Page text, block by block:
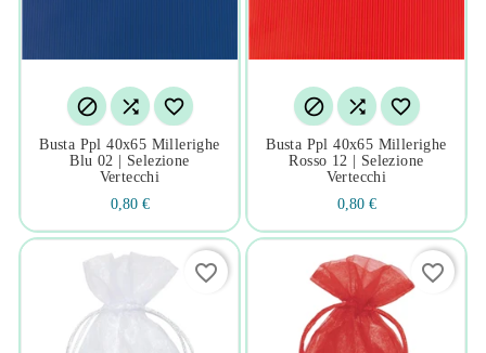
  
Busta Ppl 40x65 Millerighe
Blu 02 | Selezione
Vertecchi
0,80 €
  
Busta Ppl 40x65 Millerighe
Rosso 12 | Selezione
Vertecchi
0,80 €
favorite_border favorite_border